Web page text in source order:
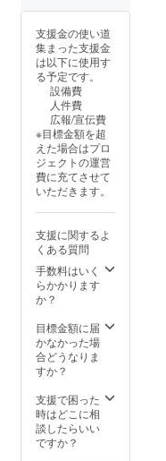
場合、開催をお
断りいたしま
す。 ※運営から
のメールが迷惑
フォルダやプロ
モーションフォ
ルダに入ってし
まうことがあり
ますので、合わ
せてご確認くだ
さい。 docomo
やsoftbank、
ezwebなどの
キャリアメー
ル、iCloudなど
一部のメールア
ドレスはセキュ
リティ設定によ
り、システムか
らの自動送信
メールが届かな
外のメールで登
録をお願いしま
す。
サートの入場料
は主催者様で決
定していただい
て構いません。
開催例 ・入場無
料（学校、施設
など） ・チャリ
ティーコンサー
ト ・通常コン
サート（主催者
様よりチケット
販売可） ※演奏
は4-50分程度に
なります。 ※開
催の有効期限は
2025年12月31
日までとしま
す。 ※オンライ
ン配信は対応致
しかねます。 ※
開催は日本国内
反社会勢力、宗
教団体、政治結
社、マルチ商
法、ネットワー
関与されている
場合、開催をお
断りいたしま
す。 ※運営から
支援金の使い道
集まった支援金
は以下に使用す
る予定です。
設備費
人件費
広報/宣伝費
※目標金額を超
えた場合はプロ
ジェクトの運営
費に充てさせて
いただきます。
支援に関するよ
くある質問
手数料はいく
らかかります
か？
目標金額に届
かなかった場
合どうなりま
すか？
支援で困った
時はどこに相
談したらいい
ですか？